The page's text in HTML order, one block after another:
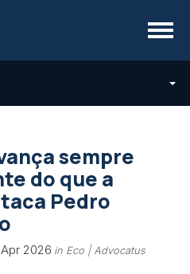
Menu
sempre
do que a
Pedro
2026 in Eco | Advocatus